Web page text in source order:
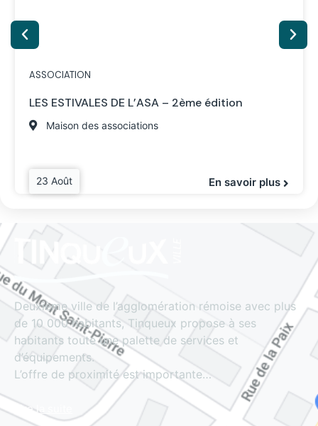
ASSOCIATION
LES ESTIVALES DE L’ASA – 2ème édition
Maison des associations
23 Août En savoir plus
Deuxième ville de l’agglomération rémoise avec plus
de 10 000 habitants, Tinqueux propose à ses
habitants toute une palette de services et
d’équipements.
L’offre de proximité est importante…
Lire la suite